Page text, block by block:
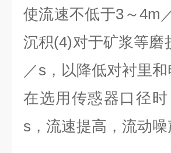
使流速不低于3 ～4m
沉积(4)对于矿浆等磨
／s ，以降低对衬里和
在选用传惑器口径
s ，流速提高，流动